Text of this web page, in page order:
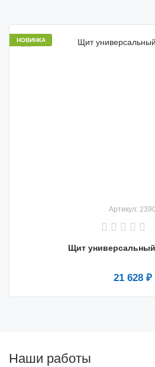
НОВИНКА
Артикул: 2390
Щит
21 628 ₽
Наши работы